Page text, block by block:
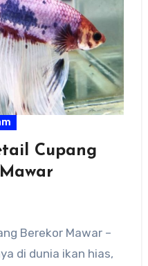
Cupang
Berekor Mawar –
di dunia ikan hias,